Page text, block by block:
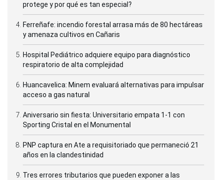
protege y por qué es tan especial?
Ferreñafe: incendio forestal arrasa más de 80 hectáreas
y amenaza cultivos en Cañaris
Hospital Pediátrico adquiere equipo para diagnóstico
respiratorio de alta complejidad
Huancavelica: Minem evaluará alternativas para impulsar
acceso a gas natural
Aniversario sin fiesta: Universitario empata 1-1 con
Sporting Cristal en el Monumental
PNP captura en Ate a requisitoriado que permaneció 21
años en la clandestinidad
Tres errores tributarios que pueden exponer a las